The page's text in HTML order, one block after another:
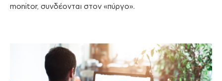
monitor, συνδέονται στον «πύργο».